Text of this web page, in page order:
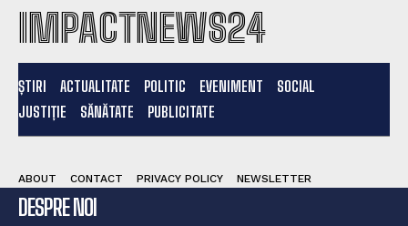
IMPACTNEWS24
ȘTIRI ACTUALITATE POLITIC EVENIMENT
SOCIAL
JUSTIȚIE
SĂNĂTATE PUBLICITATE
ABOUT CONTACT PRIVACY POLICY NEWSLETTER
DESPRE NOI